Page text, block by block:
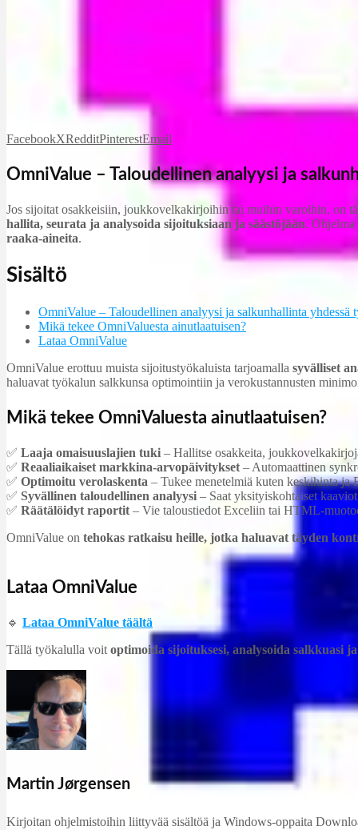
FacebookXRedditPinterestEmail
OmniValue – Taloudellinen analyysi ja
Jos sijoitat osakkeisiin, joukkovelkakirjoihin tai muihin varoihin, on
hallita, seurata ja analysoida sijoituksiaan ja säästöjään. Ohjelma
raaka-aineita.
Sisältö
OmniValue – Taloudellinen analyysi ja salkunhallinta yhdessä
Mikä tekee OmniValuesta ainutlaatuisen?
Lataa OmniValue
OmniValue erottuu muista sijoitustyökaluista tarjoamalla syvälliset
haluavat työkalun salkkunsa optimointiin ja verokustannusten
Mikä tekee OmniValuesta ainutlaatuisen?
✅ Laaja omaisuuslajien tuki – Hallitse osakkeita,
✅ Reaaliaikaiset markkina-arvopäivitykset – Automaattinen
✅ Optimoitu verolaskenta – Tukee menetelmiä kuten keskihinta ja
✅ Syvällinen taloudellinen analyysi – Saat yksityiskohtaiset
✅ Räätälöidyt raportit – Vie taloustiedot Exceliin tai HTML-
OmniValue on tehokas ratkaisu heille, jotka haluavat täyden
Lataa OmniValue
🔹 Lataa OmniValue täältä
Tällä työkalulla voit optimoida sijoituksesi, analysoida salkkuasi
Martin Jørgensen
Kirjoitan ohjelmistoihin liittyvää sisältöä ja Windows-oppaita